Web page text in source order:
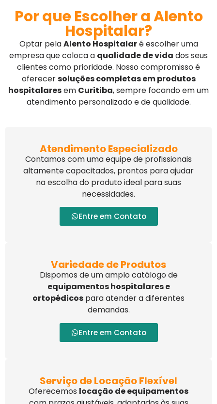
Por que Escolher a Alento
Hospitalar?
Optar pelaAlento Hospitalaré escolher uma
empresa que coloca a qualidade de vida dos seus
clientes como prioridade. Nosso compromisso é
oferecersoluções completas em produtos
hospitalaresem Curitiba, sempre focando em um
atendimento personalizado e de qualidade.
Atendimento Especializado
Contamos com uma equipe de profissionais
altamente capacitados, prontos para ajudar
na escolha do produto ideal para suas
necessidades.
Entre em Contato
Variedade de Produtos
Dispomos de um amplo catálogo de
equipamentos hospitalares e
ortopédicos para atender a diferentes
demandas.
Entre em Contato
Serviço de Locação Flexível
Oferecemos locação de equipamentos